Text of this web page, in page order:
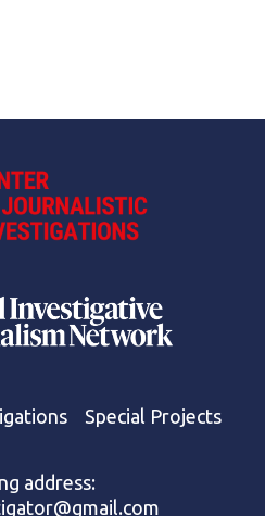
Special Projects
address: